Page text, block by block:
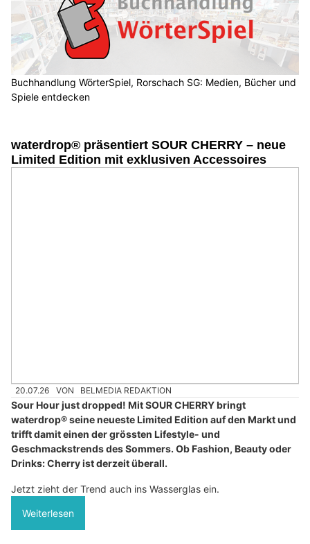
Buchhandlung WörterSpiel, Rorschach SG: Medien, Bücher und
Spiele entdecken
waterdrop® präsentiert SOUR CHERRY – neue
Limited Edition mit exklusiven Accessoires
20.07.26 VON BELMEDIA REDAKTION
Sour Hour just dropped! Mit SOUR CHERRY bringt
waterdrop® seine neueste Limited Edition auf den Markt und
trifft damit einen der grössten Lifestyle- und
Geschmackstrends des Sommers. Ob Fashion, Beauty oder
Drinks: Cherry ist derzeit überall.
Jetzt zieht der Trend auch ins Wasserglas ein.
Weiterlesen